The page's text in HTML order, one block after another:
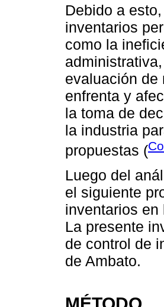
Debido a
inventarios
como la
evaluación de
enfrenta y
la toma de
la industria
propuestas (
Luego del
el siguiente
inventarios en
La presente
de control de
de Ambato.